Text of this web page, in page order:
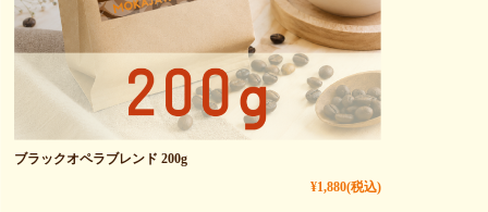
ブラックオペラブレンド 200g
¥1,880(税込)